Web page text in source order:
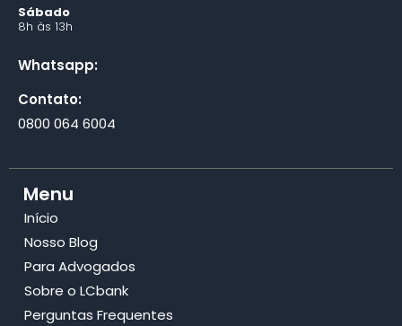
Sábado
8h às 13h
Whatsapp:
Contato:
0800 064 6004
Menu
Início
Nosso Blog
Para Advogados
Sobre o LCbank
Perguntas Frequentes